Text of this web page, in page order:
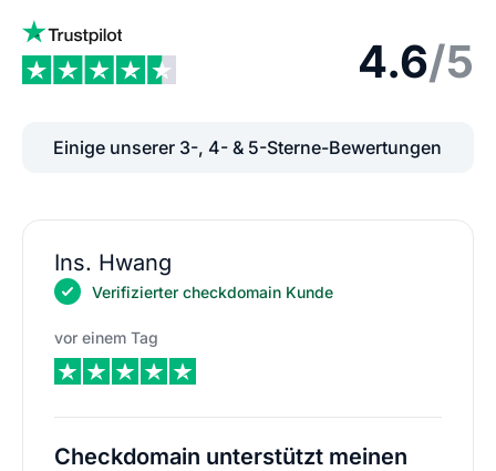
4.6/5
Einige unserer 3-, 4- & 5-Sterne-Bewertungen
Ins. Hwang
Verifizierter checkdomain Kunde
vor einem Tag
Checkdomain unterstützt meinen